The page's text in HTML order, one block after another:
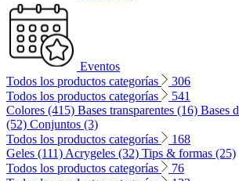
Eventos
Todos los productos categorías
306
Todos los productos categorías
541
Colores (415) Bases transparentes (16) Bases
(52) Conjuntos (3)
Todos los productos categorías
168
Geles (111) Acrygeles (32) Tips & formas (25)
Todos los productos categorías
76